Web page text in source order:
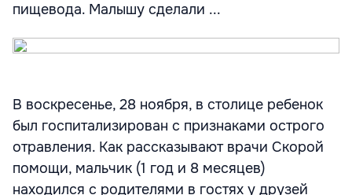
пищевода. Малышу сделали ...
В воскресенье, 28 ноября, в столице ребенок
был госпитализирован с признаками острого
отравления. Как рассказывают врачи Скорой
помощи, мальчик (1 год и 8 месяцев)
находился с родителями в гостях у друзей